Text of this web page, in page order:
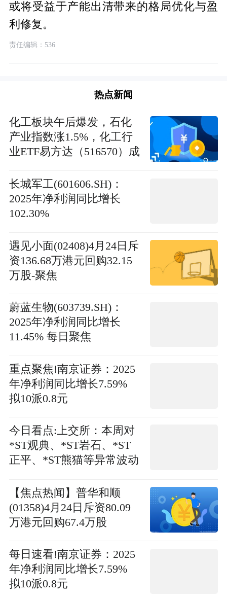
或将受益于产能出清带来的格局优化与盈
利修复。
责任编辑：536
热点新闻
化工板块午后爆发，石化
产业指数涨1.5%，化工行
业ETF易方达（516570）成
长城军工(601606.SH)：
2025年净利润同比增长
102.30%
遇见小面(02408)4月24日斥
资136.68万港元回购32.15
万股-聚焦
蔚蓝生物(603739.SH)：
2025年净利润同比增长
11.45% 每日聚焦
重点聚焦!南京证券：2025
年净利润同比增长7.59%
拟10派0.8元
今日看点:上交所：本周对
*ST观典、*ST岩石、*ST
正平、*ST熊猫等异常波动
点监控
【焦点热闻】普华和顺
(01358)4月24日斥资80.09
万港元回购67.4万股
每日速看!南京证券：2025
年净利润同比增长7.59%
拟10派0.8元